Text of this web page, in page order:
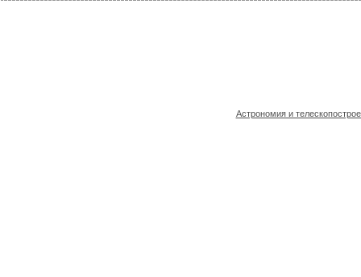
Астрономия и